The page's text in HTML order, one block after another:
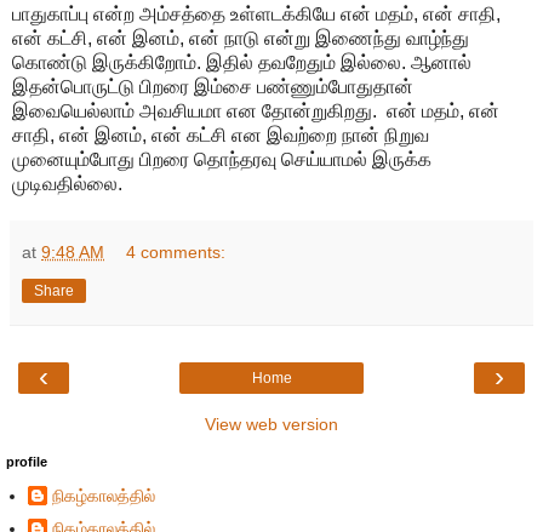
பாதுகாப்பு என்ற அம்சத்தை உள்ளடக்கியே என் மதம், என் சாதி,
என் கட்சி, என் இனம், என் நாடு என்று இணைந்து வாழ்ந்து
கொண்டு இருக்கிறோம். இதில் தவறேதும் இல்லை. ஆனால்
இதன்பொருட்டு பிறரை இம்சை பண்ணும்போதுதான்
இவையெல்லாம் அவசியமா என தோன்றுகிறது. என் மதம், என்
சாதி, என் இனம், என் கட்சி என இவற்றை நான் நிறுவ
முனையும்போது பிறரை தொந்தரவு செய்யாமல் இருக்க
முடிவதில்லை.
at 9:48 AM 4 comments:
Share
‹ ›
Home
View web version
profile
நிகழ்காலத்தில்